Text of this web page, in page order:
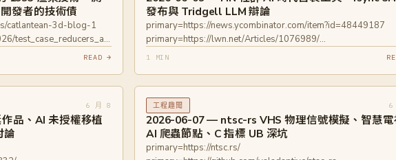
發者的技術債
catlantean-3d-blog-1
test_case_reducers_are_underappreciated_debugging_tools.html
READ →
發布與 Tridgell LLM 辯論
primary=https://news.ycombinator.com/item?id=48449187
primary=https://lwn.net/Articles/1076989/
primary=https://lwn.net/Articles/1076526/
1 MIN
6 月 8
品、AI 未授權移植
論
工程趣聞 6
2026-06-07 — ntsc-rs VHS 物理信號模擬、智慧電
AI 爬蟲節點、C 指標 UB 深坑
primary=https://ntsc.rs/